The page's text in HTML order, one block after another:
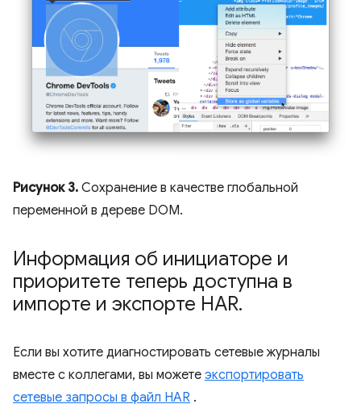
Рисунок 3. Сохранение в качестве глобальной
переменной в дереве DOM.
Информация об инициаторе и
приоритете теперь доступна в
импорте и экспорте HAR.
Если вы хотите диагностировать сетевые журналы
вместе с коллегами, вы можете экспортировать
сетевые запросы в файл HAR .